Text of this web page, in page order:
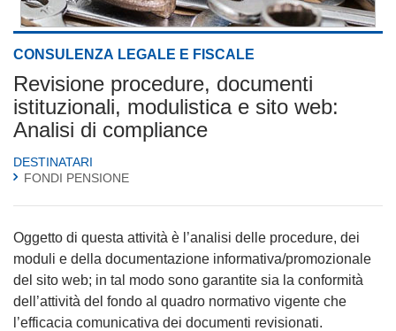
CONSULENZA LEGALE E FISCALE
Revisione procedure, documenti
istituzionali, modulistica e sito web:
Analisi di compliance
DESTINATARI
FONDI PENSIONE
Oggetto di questa attività è l’analisi delle procedure, dei
moduli e della documentazione informativa/promozionale
del sito web; in tal modo sono garantite sia la conformità
dell’attività del fondo al quadro normativo vigente che
l’efficacia comunicativa dei documenti revisionati.